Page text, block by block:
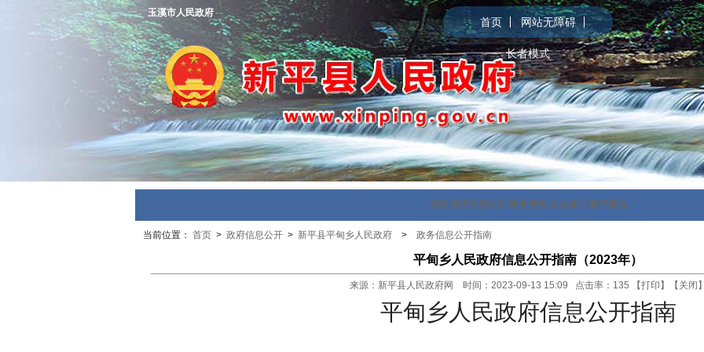
首页 网站无障碍
长者模式
玉溪市人民政府
首页 政府信息公开 政务服务 公众参与 新平概况
当前位置： 首页 > 政府信息公开 > 新平县平甸乡人民政府 > 政务信息公开指南
平甸乡人民政府信息公开指南（2023年）
来源：新平县人民政府网 时间：2023-09-13 15:09 点击率： 135 【打印 】【 关闭
平甸乡人民政府信息公开指南